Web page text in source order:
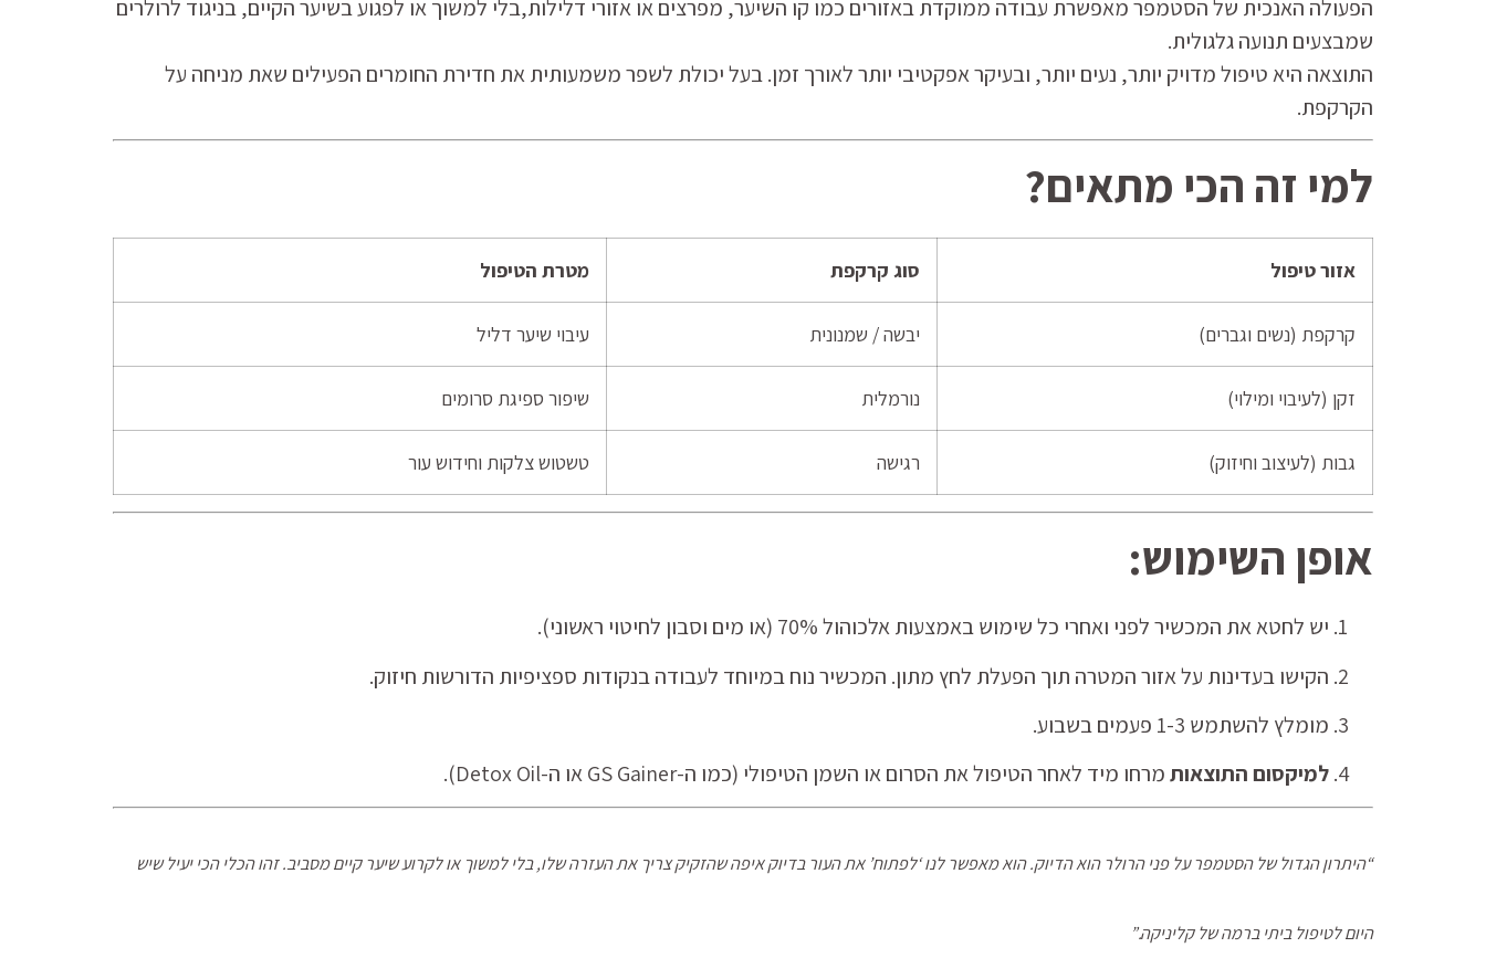
הפעולה האנכית של הסטמפר מאפשרת עבודה ממוקדת באזורים כמו קו השיער, מפרצים או אזורי דלילות,בלי למשוך או לפגוע בשיער הקיים, בניגוד לרולרים
שמבצעים תנועה גלגולית.
התוצאה היא טיפול מדויק יותר, נעים יותר, ובעיקר אפקטיבי יותר לאורך זמן. בעל יכולת לשפר משמעותית את חדירת החומרים הפעילים שאת מניחה על
הקרקפת.
למי זה הכי מתאים?
אזור טיפול סוג קרקפת מטרת הטיפול
קרקפת (נשים וגברים) יבשה / שמנונית עיבוי שיער דליל
זקן (לעיבוי ומילוי) נורמלית שיפור ספיגת סרומים
גבות (לעיצוב וחיזוק) רגישה טשטוש צלקות וחידוש עור
אופן השימוש:
יש לחטא את המכשיר לפני ואחרי כל שימוש באמצעות אלכוהול 70% (או מים וסבון לחיטוי ראשוני).
הקישו בעדינות על אזור המטרה תוך הפעלת לחץ מתון. המכשיר נוח במיוחד לעבודה בנקודות ספציפיות הדורשות חיזוק.
מומלץ להשתמש 1-3 פעמים בשבוע.
למיקסום התוצאותמרחו מיד לאחר הטיפול את הסרום או השמן הטיפולי (כמו ה-GS Gainer או ה-Detox Oil).
“היתרון הגדול של הסטמפר על פני הרולר הוא הדיוק. הוא מאפשר לנו ‘לפתוח’ את העור בדיוק איפה שהזקיק צריך את העזרה שלו, בלי למשוך או לקרוע שיער קיים מסביב. זהו הכלי הכי יעיל שיש
היום לטיפול ביתי ברמה של קליניקה.”